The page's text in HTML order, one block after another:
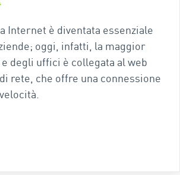
Internet è diventata essenziale
oggi, infatti, la maggior
degli uffici è collegata al web
rete, che offre una connessione